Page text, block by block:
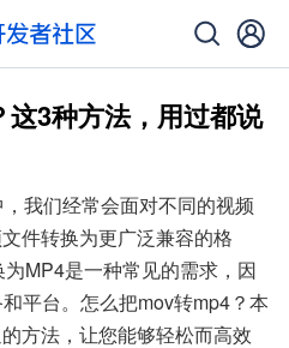
3种方法，用过都说
我们经常会面对不同的视频
件转换为更广泛兼容的格
MP4是一种常见的需求，因
平台。怎么把mov转mp4？本
方法，让您能够轻松而高效